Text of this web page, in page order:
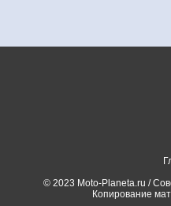
© 2023 Moto-Planeta.ru /
Копирование